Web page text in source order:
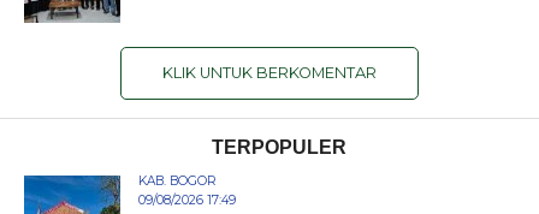
KLIK UNTUK BERKOMENTAR
TERPOPULER
KAB. BOGOR
09/08/2026 17:49